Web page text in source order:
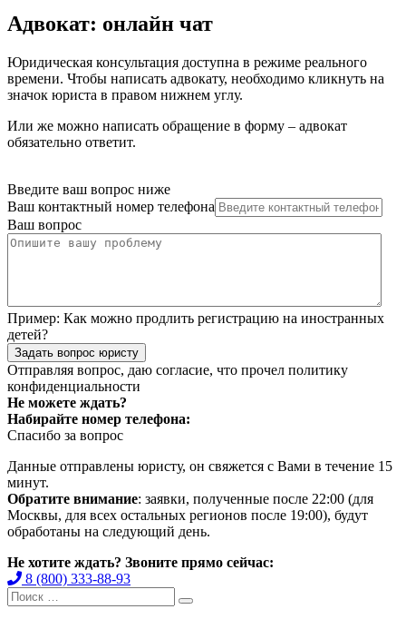
Адвокат: онлайн чат
Юридическая консультация доступна в режиме реального
времени. Чтобы написать адвокату, необходимо кликнуть на
значок юриста в правом нижнем углу.
Или же можно написать обращение в форму – адвокат
обязательно ответит.
Введите ваш вопрос ниже
Ваш контактный номер телефона
Ваш вопрос
Пример: Как можно продлить регистрацию на иностранных
детей?
Задать вопрос юристу
Отправляя вопрос, даю согласие, что прочел политику
конфиденциальности
Не можете ждать?
Набирайте номер телефона:
Спасибо за вопрос
Данные отправлены юристу, он свяжется с Вами в течение 15
минут.
Обратите внимание: заявки, полученные после 22:00 (для
Москвы, для всех остальных регионов после 19:00), будут
обработаны на следующий день.
Не хотите ждать? Звоните прямо сейчас:
8 (800) 333-88-93
Search
for:
Search